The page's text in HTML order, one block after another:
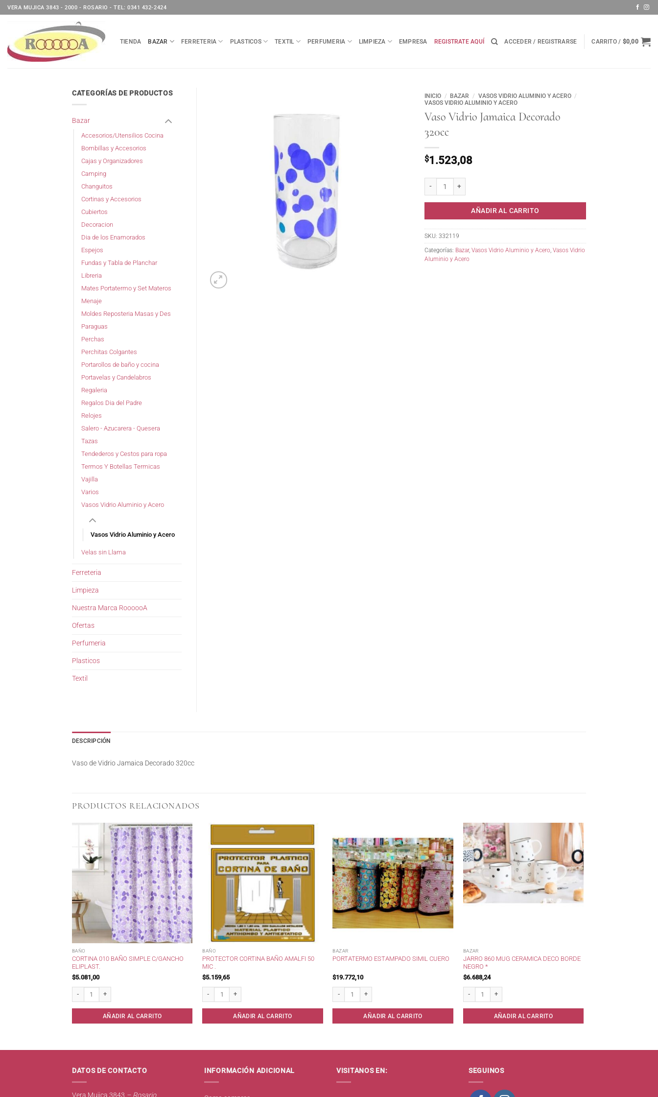
Saltar
al
VERA MUJICA 3843 - 2000 - ROSARIO - TEL: 0341 432-2424
TIENDA BAZAR FERRETERIA PLASTICOS TEXTIL PERFUMERIA LIMPIEZA EMPRESA REGISTRATE AQUÍ ACCEDER / REGISTRARSE CARRITO / $0,00
INICIO / BAZAR / VASOS VIDRIO ALUMINIO Y ACERO /
VASOS VIDRIO ALUMINIO Y ACERO
Vaso Vidrio Jamaica Decorado
320cc
$1.523,08
AÑADIR AL CARRITO
SKU: 332119
Categorías: Bazar, Vasos Vidrio Aluminio y Acero Vasos Vidrio
Aluminio y Acero
CATEGORÍAS DE PRODUCTOS
Bazar
Accesorios/Utensilios Cocina
Bombillas y Accesorios
Cajas y Organizadores
Camping
Changuitos
Cortinas y Accesorios
Cubiertos
Decoracion
Dia de los Enamorados
Espejos
Fundas y Tabla de Planchar
Libreria
Mates Portatermo y Set Materos
Menaje
Moldes Reposteria Masas y Des
Paraguas
Perchas
Perchitas Colgantes
Portarollos de baño y cocina
Portavelas y Candelabros
Regaleria
Regalos Dia del Padre
Relojes
Salero - Azucarera - Quesera
Tazas
Tendederos y Cestos para ropa
Termos Y Botellas Termicas
Vajilla
Varios
Vasos Vidrio Aluminio y Acero
Vasos Vidrio Aluminio y Acero
Velas sin Llama
Ferreteria
Limpieza
Nuestra Marca RoooooA
Ofertas
Perfumeria
Plasticos
Textil
DESCRIPCIÓN
Vaso de Vidrio Jamaica Decorado 320cc
PRODUCTOS RELACIONADOS
BAÑO
CORTINA 010 BAÑO SIMPLE C/GANCHO
ELIPLAST.
$5.081,00
AÑADIR AL CARRITO
BAÑO
PROTECTOR CORTINA BAÑO AMALFI 50
MIC .
$5.159,65
AÑADIR AL CARRITO
BAZAR
PORTATERMO ESTAMPADO SIMIL CUERO
$19.772,10
AÑADIR AL CARRITO
BAZAR
JARRO 860 MUG CERAMICA DECO BORDE
NEGRO *
$6.688,24
AÑADIR AL CARRITO
DATOS DE CONTACTO INFORMACIÓN ADICIONAL VISITANOS EN: SEGUINOS